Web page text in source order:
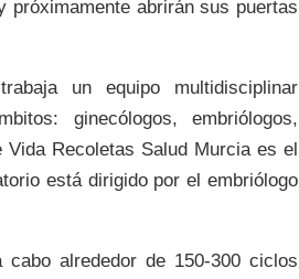
próximamente abrirán sus puertas
un equipo multidisciplinar
ginecólogos, embriólogos,
Recoletas Salud Murcia es el
está dirigido por el embriólogo
alrededor de 150-300 ciclos